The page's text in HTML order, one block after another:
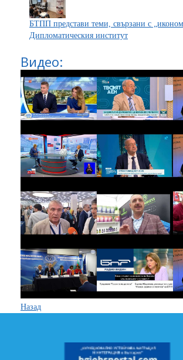
БТПП представи теми, свързани с
Дипломатическия институт
Видео:
Назад